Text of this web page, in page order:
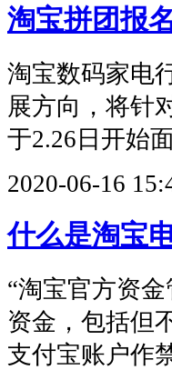
淘宝拼团报
淘宝数码家电
展方向，将针
于2.26日开始
2020-06-16
什么是淘宝
“淘宝官方资
资金，包括但
支付宝账户作